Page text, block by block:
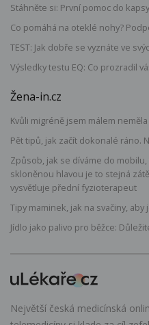
Stáhněte si: První pomoc do kapsy
Co pomáhá na oteklé nohy?
TEST: Jak dobře se vyznáte ve
Výsledky testu EQ: Co prozradil
Žena-in.cz
Kvůli migréně jsem málem
Pět tipů, jak začít dokonalé ráno.
Způsob, jak se díváme do
skloněnou hlavou je to stejná
vysvětluje přední fyzioterapeut
Tipy maminek, jak na svačiny,
Jídlo jako palivo pro běžce:
Největší česká medicínská